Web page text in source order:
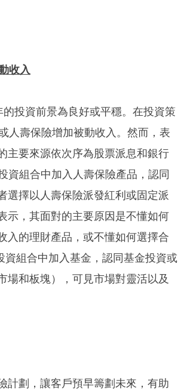
收入
投資前景為良好或平穩。在投資策
人壽保險增加被動收入。然而，表
主要來源依次序為股票派息和銀行
資組合中加入人壽保險產品，認同
選擇以人壽保險派發紅利或固定派
示，其面對的主要原因是不懂如何
入的理財產品，或不懂如何選擇合
組合中加入基金，認同基金投資或
場和板塊），可見市場對靈活以及
計劃，讓客戶預早籌劃未來，有助